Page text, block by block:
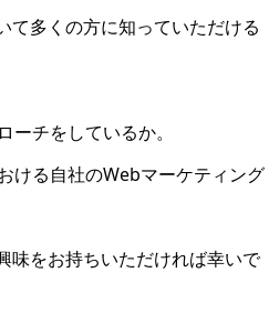
て多くの方に知っていただける
チをしているか。
ける自社のWebマーケティング
味をお持ちいただければ幸いで